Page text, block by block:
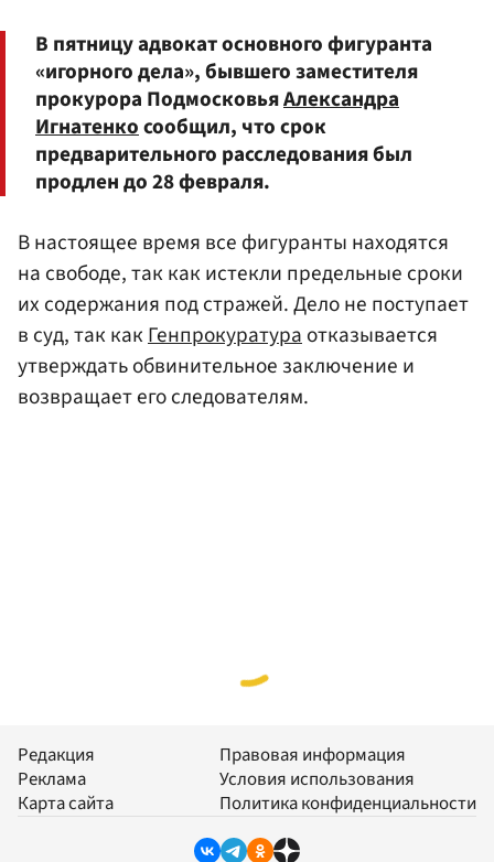
В пятницу адвокат основного фигуранта
«игорного дела», бывшего заместителя
прокурора ПодмосковьяАлександра
Игнатенкосообщил, что срок
предварительного расследования был
продлен до 28 февраля.
В настоящее время все фигуранты находятся
на свободе, так как истекли предельные сроки
их содержания под стражей. Дело не поступает
в суд, так какГенпрокуратураотказывается
утверждать обвинительное заключение и
возвращает его следователям.
Редакция
Реклама
Карта сайта
Правовая информация
Условия использования
Политика конфиденциальности